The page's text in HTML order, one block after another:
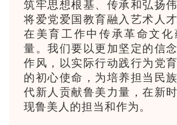
筑牢思想根基、传承和弘扬
将爱党爱国教育融入艺术人
在美育工作中传承革命文化
量。我们要以更加坚定的信
作风，以实际行动践行为党
的初心使命，为培养担当民
代新人贡献鲁美力量，在新
现鲁美人的担当和作为。